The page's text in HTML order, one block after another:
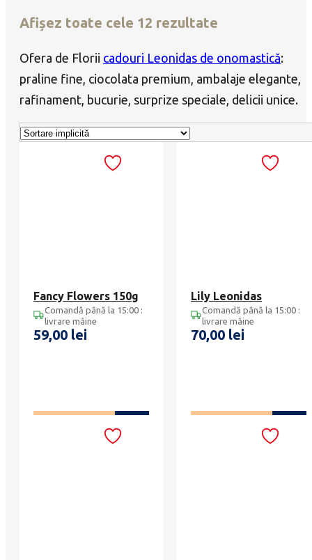
Afișez toate cele 12 rezultate
Ofera de Florii cadouri Leonidas de onomastică:
praline fine, ciocolata premium, ambalaje elegante,
rafinament, bucurie, surprize speciale, delicii unice.
Fancy Flowers 150g
Comandă până la 15:00 :
livrare mâine
59,00 lei
ADAUGĂ ÎN COȘ
Lily Leonidas
Comandă până la 15:00 :
livrare mâine
70,00 lei
ADAUGĂ ÎN COȘ